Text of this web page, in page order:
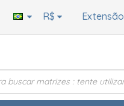
Extensão
R$